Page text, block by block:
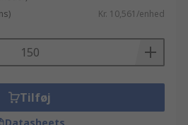
Kr. 10,561/enhed
Tilføj